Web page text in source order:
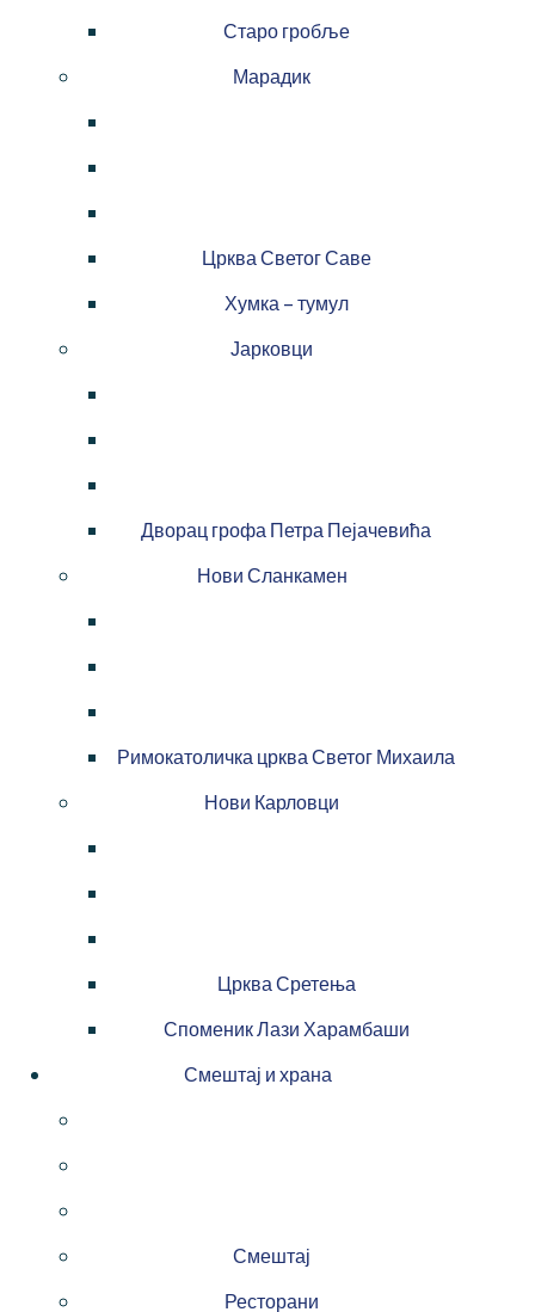
Старо гробље
Марадик
Црква Светог Саве
Хумка – тумул
Јарковци
Дворац грофа Петра Пејачевића
Нови Сланкамен
Римокатоличка црква Светог Михаила
Нови Карловци
Црква Сретења
Споменик Лази Харамбаши
Смештај и храна
Смештај
Ресторани